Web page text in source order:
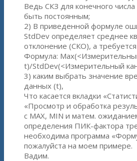
Ведь СКЗ для конечного
быть постоянным;
2) В приведенной формуле
StdDev определяет среднее
отклонение (СКО), а
Формула:
t)/StdDev(<Измерительный
3) каким выбрать значение
данных (t),
Что касается вкладки
«Просмотр и обработка
с MAX, MIN и матем.
определения ПИК-фактора
необходима программа
пожалуйста на моем примере.
Вадим.